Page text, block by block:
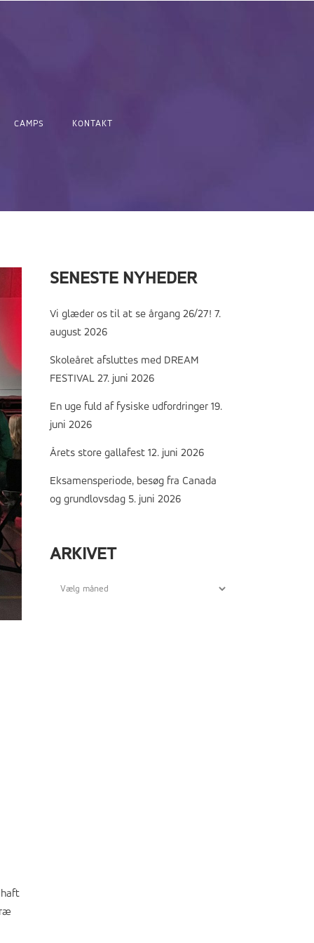
CAMPS KONTAKT
haft
SENESTE NYHEDER
Vi glæder os til at se årgang 26/27! 7.
august 2026
Skoleåret afsluttes med DREAM
FESTIVAL 27. juni 2026
En uge fuld af fysiske udfordringer 19.
juni 2026
Årets store gallafest 12. juni 2026
Eksamensperiode, besøg fra Canada
og grundlovsdag 5. juni 2026
ARKIVET
Arkivet